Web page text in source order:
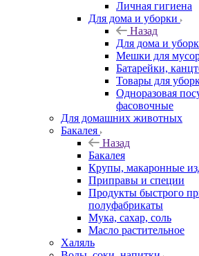
Личная гигиена
Для дома и уборки
Назад
Для дома и
Мешки для
Батарейки,
Товары для
Одноразовая
фасовочные
Для домашних животных
Бакалея
Назад
Бакалея
Крупы, макаронные
Приправы и специи
Продукты быстрого
полуфабрикаты
Мука, сахар, соль
Масло растительное
Халяль